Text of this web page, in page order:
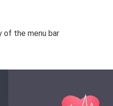
the menu bar